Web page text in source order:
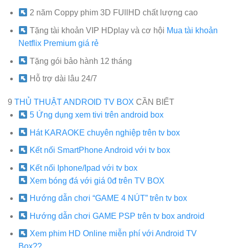
2 năm Coppy phim 3D FUllHD chất lượng cao
Tặng tài khoản VIP HDplay và cơ hội Mua tài khoản
Netflix Premium giá rẻ
Tặng gói bảo hành 12 tháng
Hỗ trợ dài lâu 24/7
9 THỦ THUẬT ANDROID TV BOX CẦN BIẾT
5 Ứng dụng xem tivi trên android box
Hát KARAOKE chuyên nghiệp trên tv box
Kết nối SmartPhone Android với tv box
Kết nối Iphone/Ipad với tv box
Xem bóng đá với giá 0đ trên TV BOX
Hướng dẫn chơi “GAME 4 NÚT” trên tv box
Hướng dẫn chơi GAME PSP trên tv box android
Xem phim HD Online miễn phí với Android TV